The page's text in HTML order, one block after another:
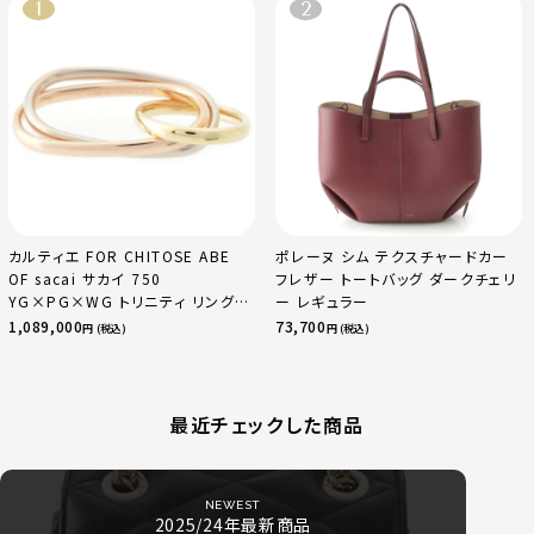
カルティエ FOR CHITOSE ABE
OF sacai サカイ 750
YG×PG×WG トリニティ リング
指輪 マルチカラー 50 51 52
1,089,000円 (税込)
ポレーヌ シム テクスチャードカー
フレザー トートバッグ ダークチェリ
ー レギュラー
73,700円 (税込)
最近チェックした商品
NEWEST
2025/24年最新商品